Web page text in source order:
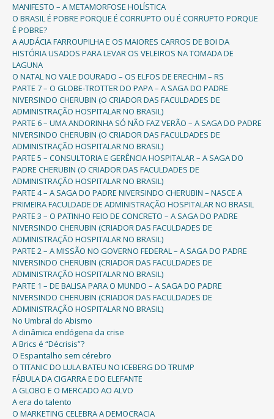
MANIFESTO – A METAMORFOSE HOLÍSTICA
O BRASIL É POBRE PORQUE É CORRUPTO OU É CORRUPTO PORQUE
É POBRE?
A AUDÁCIA FARROUPILHA E OS MAIORES CARROS DE BOI DA
HISTÓRIA USADOS PARA LEVAR OS VELEIROS NA TOMADA DE
LAGUNA
O NATAL NO VALE DOURADO – OS ELFOS DE ERECHIM – RS
PARTE 7 – O GLOBE-TROTTER DO PAPA – A SAGA DO PADRE
NIVERSINDO CHERUBIN (O CRIADOR DAS FACULDADES DE
ADMINISTRAÇÃO HOSPITALAR NO BRASIL)
PARTE 6 – UMA ANDORINHA SÓ NÃO FAZ VERÃO – A SAGA DO PADRE
NIVERSINDO CHERUBIN (O CRIADOR DAS FACULDADES DE
ADMINISTRAÇÃO HOSPITALAR NO BRASIL)
PARTE 5 – CONSULTORIA E GERÊNCIA HOSPITALAR – A SAGA DO
PADRE CHERUBIN (O CRIADOR DAS FACULDADES DE
ADMINISTRAÇÃO HOSPITALAR NO BRASIL)
PARTE 4 – A SAGA DO PADRE NIVERSINDO CHERUBIN – NASCE A
PRIMEIRA FACULDADE DE ADMINISTRAÇÃO HOSPITALAR NO BRASIL
PARTE 3 – O PATINHO FEIO DE CONCRETO – A SAGA DO PADRE
NIVERSINDO CHERUBIN (CRIADOR DAS FACULDADES DE
ADMINISTRAÇÃO HOSPITALAR NO BRASIL)
PARTE 2 – A MISSÃO NO GOVERNO FEDERAL – A SAGA DO PADRE
NIVERSINDO CHERUBIN (CRIADOR DAS FACULDADES DE
ADMINISTRAÇÃO HOSPITALAR NO BRASIL)
PARTE 1 – DE BALISA PARA O MUNDO – A SAGA DO PADRE
NIVERSINDO CHERUBIN (CRIADOR DAS FACULDADES DE
ADMINISTRAÇÃO HOSPITALAR NO BRASIL)
No Umbral do Abismo
A dinâmica endógena da crise
A Brics é “Décrisis”?
O Espantalho sem cérebro
O TITANIC DO LULA BATEU NO ICEBERG DO TRUMP
FÁBULA DA CIGARRA E DO ELEFANTE
A GLOBO E O MERCADO AO ALVO
A era do talento
O MARKETING CELEBRA A DEMOCRACIA